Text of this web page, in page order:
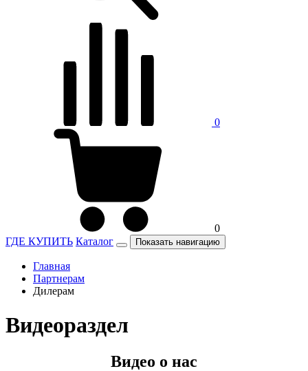
0
0
ГДЕ КУПИТЬ Каталог Показать навигацию
Главная
Партнерам
Дилерам
Видеораздел
Видео о нас